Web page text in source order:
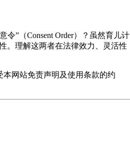
”（Consent Order）？虽然育儿计
。理解这两者在法律效力、灵活性
网站免责声明及使用条款的约